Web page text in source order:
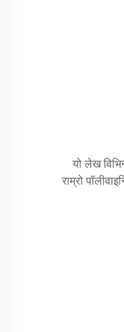
यो लेख
राम्रो